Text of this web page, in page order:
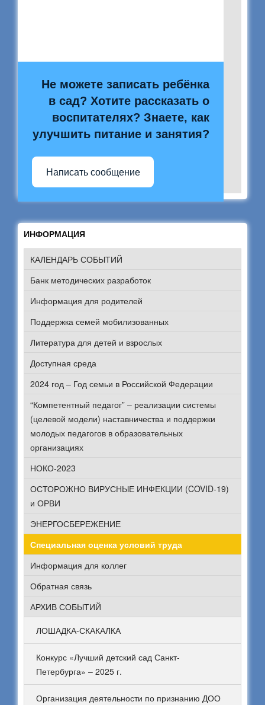
Не можете записать ребёнка
в сад? Хотите рассказать о
воспитателях? Знаете, как
улучшить питание и занятия?
Написать сообщение
ИНФОРМАЦИЯ
КАЛЕНДАРЬ СОБЫТИЙ
Банк методических разработок
Информация для родителей
Поддержка семей мобилизованных
Литература для детей и взрослых
Доступная среда
2024 год – Год семьи в Российской Федерации
“Компетентный педагог” – реализации системы
(целевой модели) наставничества и поддержки
молодых педагогов в образовательных
организациях
НОКО-2023
ОСТОРОЖНО ВИРУСНЫЕ ИНФЕКЦИИ (COVID-19)
и ОРВИ
ЭНЕРГОСБЕРЕЖЕНИЕ
Специальная оценка условий труда
Информация для коллег
Обратная связь
АРХИВ СОБЫТИЙ
ЛОШАДКА-СКАКАЛКА
Конкурс «Лучший детский сад Санкт-
Петербурга» – 2025 г.
Организация деятельности по признанию ДОО